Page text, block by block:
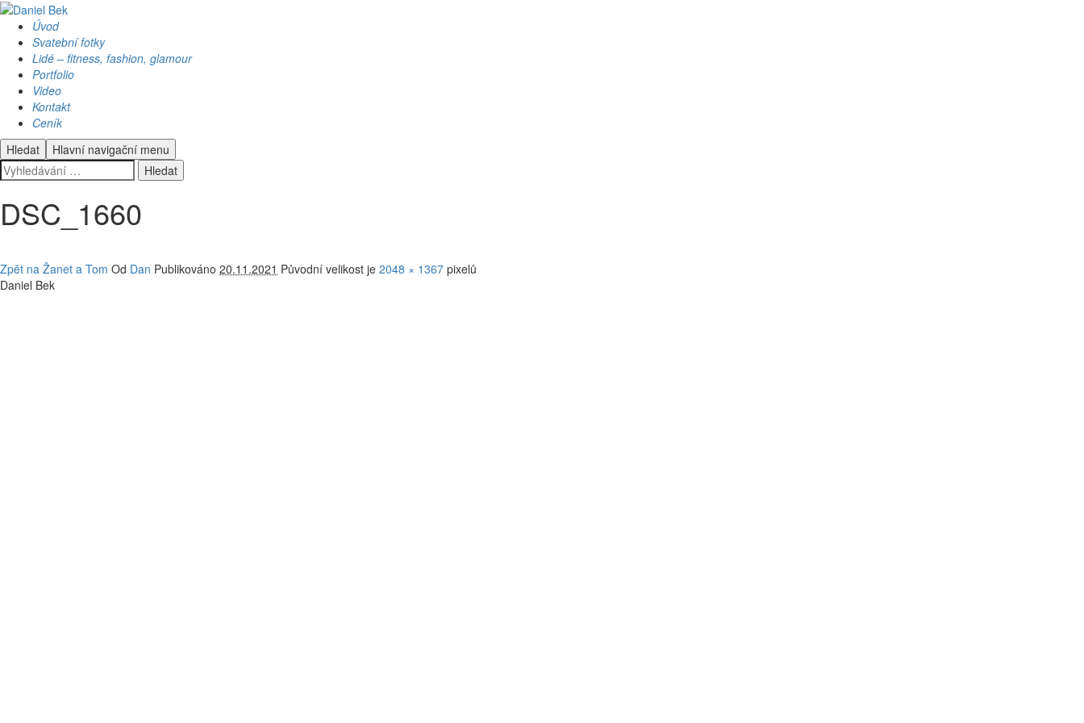
Úvod
Svatební fotky
Lidé – fitness, fashion, glamour
Portfolio
Video
Kontakt
Ceník
Hledat
Hlavní navigační menu
DSC_1660
Zpět na Žanet a Tom Od Dan Publikováno 20.11.2021 Původní velikost je 2048 × 1367 pixelů
Daniel Bek